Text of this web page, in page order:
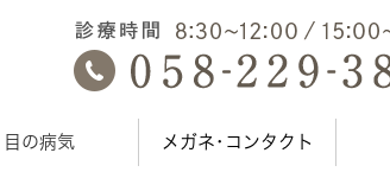
目の病気 メガネ･コンタクト